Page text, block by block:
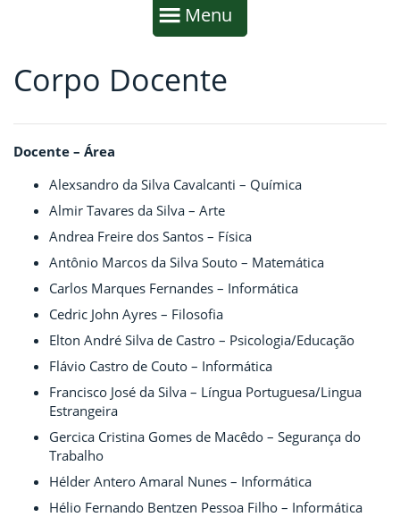
Mostrar
Menu
Fim da navegação
Início do conteúdo
Corpo Docente
Docente – Área
Alexsandro da Silva Cavalcanti – Química
Almir Tavares da Silva – Arte
Andrea Freire dos Santos – Física
Antônio Marcos da Silva Souto – Matemática
Carlos Marques Fernandes – Informática
Cedric John Ayres – Filosofia
Elton André Silva de Castro – Psicologia/Educação
Flávio Castro de Couto – Informática
Francisco José da Silva – Língua Portuguesa/Lingua
Estrangeira
Gercica Cristina Gomes de Macêdo – Segurança do
Trabalho
Hélder Antero Amaral Nunes – Informática
Hélio Fernando Bentzen Pessoa Filho – Informática